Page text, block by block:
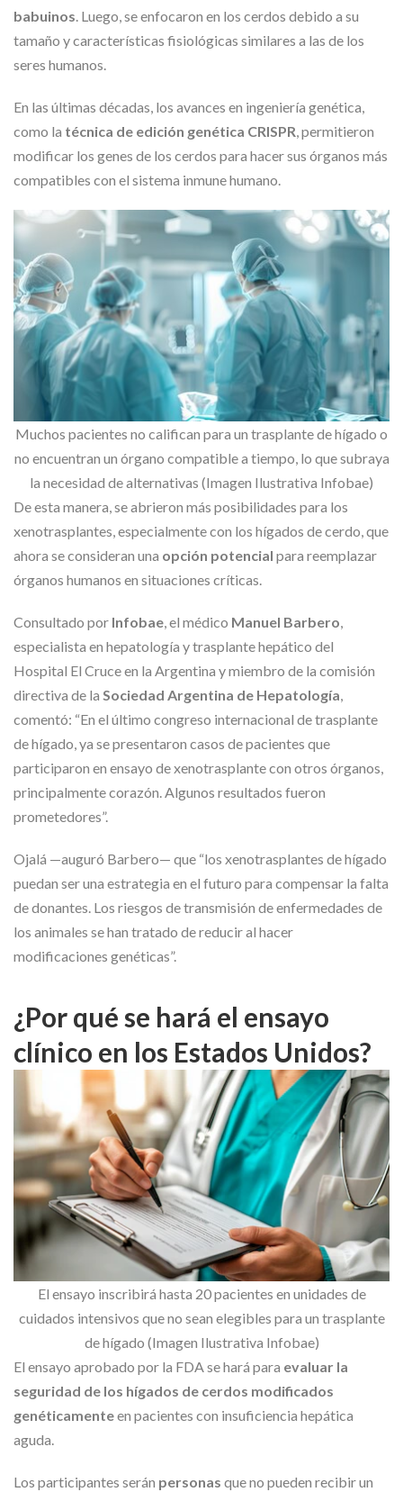
babuinos. Luego, se enfocaron en los cerdos debido a su
tamaño y características fisiológicas similares a las de los
seres humanos.
En las últimas décadas, los avances en ingeniería genética,
como la técnica de edición genética CRISPR, permitieron
modificar los genes de los cerdos para hacer sus órganos más
compatibles con el sistema inmune humano.
Muchos pacientes no califican para un trasplante de hígado o
no encuentran un órgano compatible a tiempo, lo que subraya
la necesidad de alternativas (Imagen Ilustrativa Infobae)
De esta manera, se abrieron más posibilidades para los
xenotrasplantes, especialmente con los hígados de cerdo, que
ahora se consideran una opción potencial para reemplazar
órganos humanos en situaciones críticas.
Consultado por Infobae, el médico Manuel Barbero,
especialista en hepatología y trasplante hepático del
Hospital El Cruce en la Argentina y miembro de la comisión
directiva de la Sociedad Argentina de Hepatología,
comentó: “En el último congreso internacional de trasplante
de hígado, ya se presentaron casos de pacientes que
participaron en ensayo de xenotrasplante con otros órganos,
principalmente corazón. Algunos resultados fueron
prometedores”.
Ojalá —auguró Barbero— que “los xenotrasplantes de hígado
puedan ser una estrategia en el futuro para compensar la falta
de donantes. Los riesgos de transmisión de enfermedades de
los animales se han tratado de reducir al hacer
modificaciones genéticas”.
¿Por qué se hará el ensayo
clínico en los Estados Unidos?
El ensayo inscribirá hasta 20 pacientes en unidades de
cuidados intensivos que no sean elegibles para un trasplante
de hígado (Imagen Ilustrativa Infobae)
El ensayo aprobado por la FDA se hará para evaluar la
seguridad de los hígados de cerdos modificados
genéticamenteen pacientes con insuficiencia hepática
aguda.
Los participantes serán personas que no pueden recibir un